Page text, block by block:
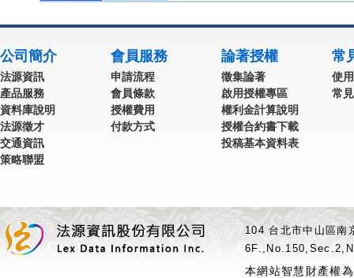
公司簡介
法源資訊
產品服務
資料庫說明
法源徵才
交通資訊
策略聯盟
會員服務
申請流程
會員條款
授權費用
付款方式
論著授權
徵集論著
啟用授權專區
權利金計算說明
授權合約書下載
投稿基本資料表
常
使
常
104 台北市中山區
本網站智慧財產權